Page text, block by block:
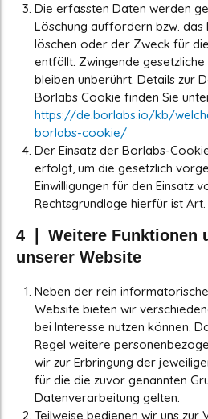
Die erfassten Daten werden
Löschung auffordern bzw.
löschen oder der Zweck für
entfällt. Zwingende
bleiben unberührt. Details zur
Borlabs Cookie finden Sie
https://de.borlabs.io/kb/
borlabs-cookie/
Der Einsatz der Borlabs-
erfolgt, um die gesetzlich
Einwilligungen für den Einsatz
Rechtsgrundlage hierfür ist Art.
4 ❘ Weitere Funktionen
unserer Website
Neben der rein
Website bieten wir
bei Interesse nutzen können.
Regel weitere
wir zur Erbringung der
für die die zuvor genannten
Datenverarbeitung gelten.
Teilweise bedienen wir uns zur